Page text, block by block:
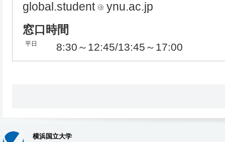
global.student
ynu.ac.jp
窓口時間
平日 8:30～12:45/13:45～17:00
横浜国立大学